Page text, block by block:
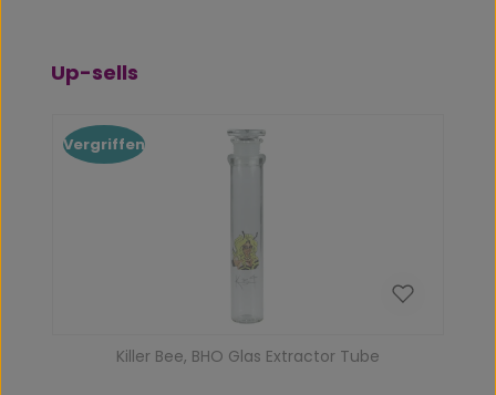
Produktgalerie überspringen
Up-sells
Vergriffen
Killer Bee, BHO Glas Extractor Tube